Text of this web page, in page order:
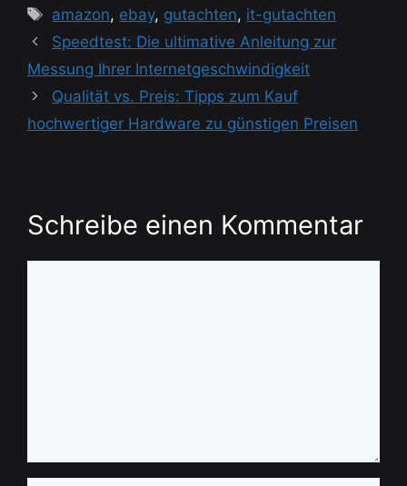
Schlagwörter
amazon, ebay, gutachten, it-gutachten
Speedtest: Die ultimative Anleitung zur
Messung Ihrer Internetgeschwindigkeit
Qualität vs. Preis: Tipps zum Kauf
hochwertiger Hardware zu günstigen Preisen
Schreibe einen Kommentar